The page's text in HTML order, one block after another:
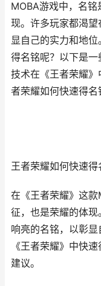
MOBA游戏中，名
现。许多玩家都渴
显自己的实力和地
得名铭呢？以下是
技术在《王者荣耀
者荣耀如何快速得
王者荣耀如何快速得
在《王者荣耀》这
征，也是荣耀的体
响亮的名铭，以彰
《王者荣耀》中快
建议。